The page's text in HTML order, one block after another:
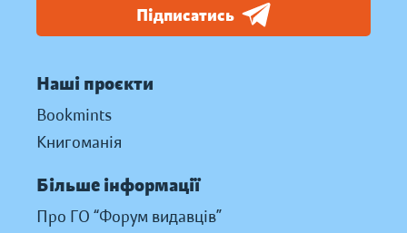
Підписатись
Наші проєкти
Bookmints
Книгоманія
Більше інформації
Про ГО “Форум видавців”